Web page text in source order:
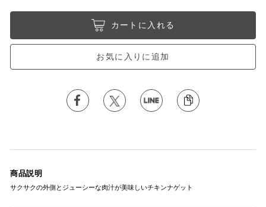
カートに入れる
お気に入りに追加
商品説明
サクサクの外側とジューシーな肉汁が美味しいチキンナゲット